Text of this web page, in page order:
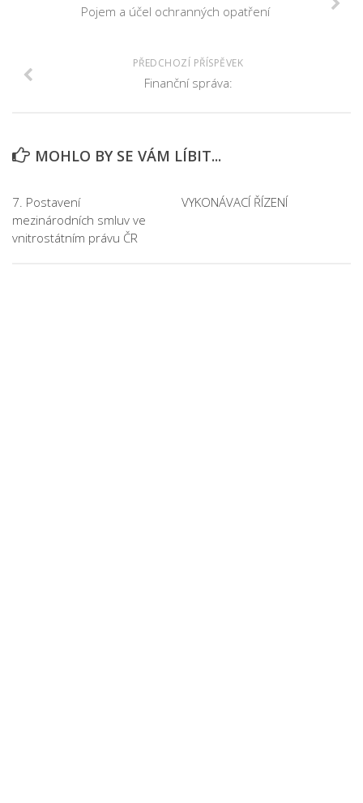
Pojem a účel ochranných opatření
PŘEDCHOZÍ PŘÍSPĚVEK
Finanční správa:
MOHLO BY SE VÁM LÍBIT...
7. Postavení
mezinárodních smluv ve
vnitrostátním právu ČR
VYKONÁVACÍ ŘÍZENÍ